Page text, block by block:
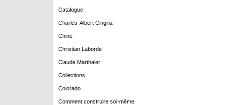
Catalogue
Charles-Albert Cingria
Chine
Christian Laborde
Claude Marthaler
Collections
Colorado
Comment construire soi-même